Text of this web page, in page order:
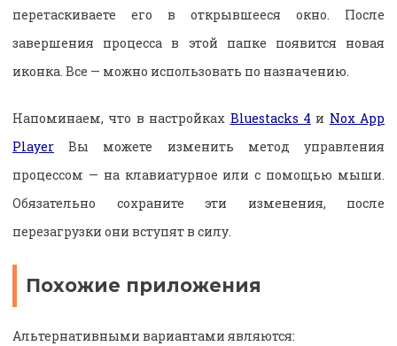
перетаскиваете его в открывшееся окно. После
завершения процесса в этой папке появится новая
иконка. Все — можно использовать по назначению.
Напоминаем, что в настройках Bluestacks 4 и Nox App
Player Вы можете изменить метод управления
процессом — на клавиатурное или с помощью мыши.
Обязательно сохраните эти изменения, после
перезагрузки они вступят в силу.
Похожие приложения
Альтернативными вариантами являются: